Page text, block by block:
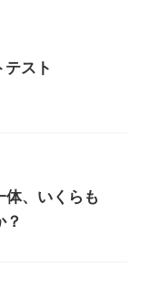
スト
体、いくらも
？